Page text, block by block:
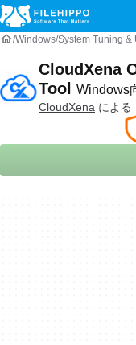
Windows System Tuning &
CloudXena
Tool
Windows
CloudXena による